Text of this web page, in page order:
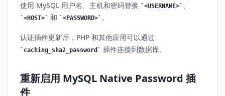
使用 MySQL 用户名、主机和密码替换 <USERNAME> 、
<HOST> 和 <PASSWORD> 。
认证插件更新后，PHP 和其他应用可以通过
caching_sha2_password 插件连接到数据库。
重新启用 MySQL Native Password 插
件